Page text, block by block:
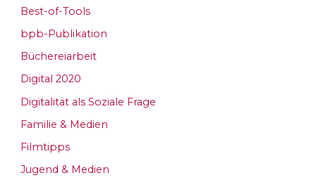
Best-of-Tools
bpb-Publikation
Büchereiarbeit
Digital 2020
Digitalität als Soziale Frage
Familie & Medien
Filmtipps
Jugend & Medien